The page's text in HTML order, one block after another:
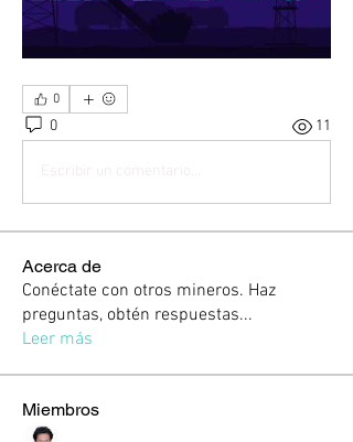
0
0 11
Escribir un comentario...
Acerca de
Conéctate con otros mineros. Haz
preguntas, obtén respuestas...
Leer más
Miembros